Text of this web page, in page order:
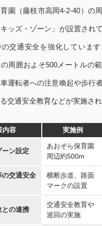
園（藤枝市高岡4‑2‑40）の
ッズ・ゾーン」が設置され
交通安全を強化していま
周囲およそ500メートルの
運転者への注意喚起や歩行
交通安全教育などが実施され
内容 実施例
ーン設定
あおぞら保育園
周辺約500m
の交通安全
横断歩道、路面
マークの設置
との連携
交通安全教育や
巡回の実施